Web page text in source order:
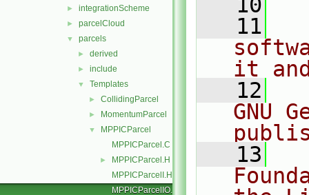
► integrationScheme
► parcelCloud
▼ parcels
► derived
► include
▼ Templates
► CollidingParcel
► MomentumParcel
▼
MPPICParcel
MPPICParcel.C
►
MPPICParcel.H
MPPICParcelI.H
MPPICParcelIO.C
   11
it
   12
GNU
   13